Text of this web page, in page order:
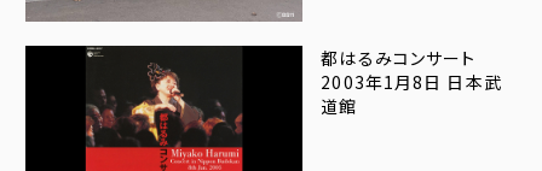
都はるみコンサート
2003年1月8日 日本武
道館